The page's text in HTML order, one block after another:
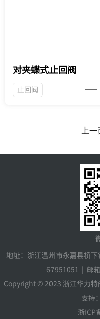
对夹蝶式止回阀
止回阀
上
地址：浙江温州市永嘉县桥
67951051 | 邮
Copyright © 2023 浙江华力
支持
浙ICP